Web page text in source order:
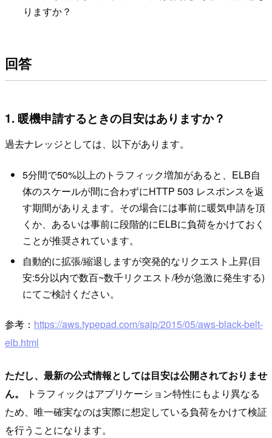
りますか？
回答
1. 暖機申請するときの目安はありますか？
過去ナレッジとしては、以下があります。
5分間で50%以上のトラフィック増加があると、ELB自
体のスケールが間に合わずにHTTP 503 レスポンスを返
す期間がありえます。その場合には事前に暖気申請を頂
くか、あるいは事前に段階的にELBに負荷をかけておく
ことが推奨されています。
自動的に拡張/縮退しますが突発的なリクエスト上昇(目
安:5分以内で数百~数千リクエスト/秒が急激に発生する)
にてご検討ください。
参考： https://aws.typepad.com/sajp/2015/05/aws-black-belt-
elb.html
ただし、最新の公式情報としては目安は公開されておりませ
ん。
トラフィックはアプリケーション特性にもより異なる
ため、唯一確実なのは実際に想定している負荷をかけて検証
を行うことになります。